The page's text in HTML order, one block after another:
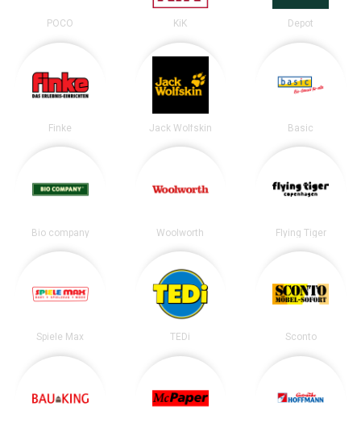
POCO KiK Depot
Finke Jack Wolfskin Basic
Bio company Woolworth Flying Tiger
Spiele Max TEDi Sconto